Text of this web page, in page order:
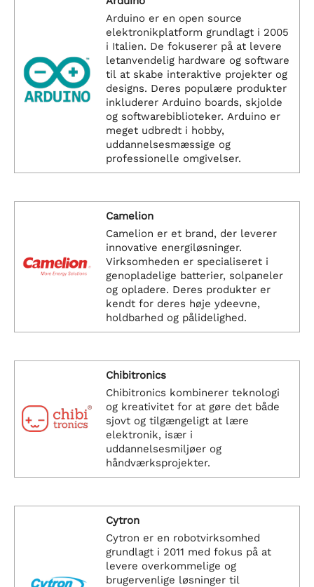
Arduino er en open source
elektronikplatform grundlagt i 2005
i Italien. De fokuserer på at levere
letanvendelig hardware og software
til at skabe interaktive projekter og
designs. Deres populære produkter
inkluderer Arduino boards, skjolde
og softwarebiblioteker. Arduino er
meget udbredt i hobby,
uddannelsesmæssige og
professionelle omgivelser.
Camelion
Camelion er et brand, der leverer
innovative energiløsninger.
Virksomheden er specialiseret i
genopladelige batterier, solpaneler
og opladere. Deres produkter er
kendt for deres høje ydeevne,
holdbarhed og pålidelighed.
Chibitronics
Chibitronics kombinerer teknologi
og kreativitet for at gøre det både
sjovt og tilgængeligt at lære
elektronik, især i
uddannelsesmiljøer og
håndværksprojekter.
Cytron
Cytron er en robotvirksomhed
grundlagt i 2011 med fokus på at
levere overkommelige og
brugervenlige løsninger til